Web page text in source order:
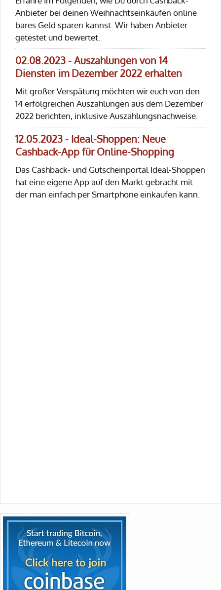
Anbieter bei deinen Weihnachtseinkäufen online
bares Geld sparen kannst. Wir haben Anbieter
getestet und bewertet.
02.08.2023 - Auszahlungen von 14
Diensten im Dezember 2022 erhalten
Mit großer Verspätung möchten wir euch von den
14 erfolgreichen Auszahlungen aus dem Dezember
2022 berichten, inklusive Auszahlungsnachweise.
12.05.2023 - Ideal-Shoppen: Neue
Cashback-App für Online-Shopping
Das Cashback- und Gutscheinportal Ideal-Shoppen
hat eine eigene App auf den Markt gebracht mit
der man einfach per Smartphone einkaufen kann.